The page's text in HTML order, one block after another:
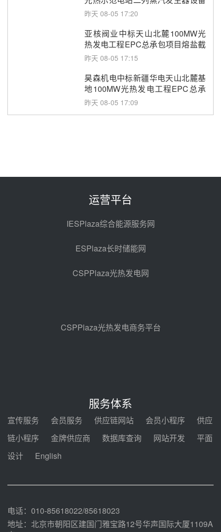
采购
昨天 08-05 17:20
亚核阀业中标天山北麓100MW光
热发电工程EPC总承包项目熔盐截
止阀、熔盐三偏心蝶阀采购
昨天 08-05 17:15
昊森机电中标新疆华电天山北麓基
地100MW光热发电工程EPC总承
包项目熔盐介质超声波流量计采购
昨天 08-05 17:09
电机组灵活性改造项目三元液态盐
2026-2029年熔盐介质框架协议
中能建华中试研院中标重能新疆
100MW光热项目机组调试及性能
试验
昨天 08-05 10:41
格局
昨天 08-05 09:11
锅中标格尔木项目蒸汽发生系统
甘肃建投安装公司赴京洽谈，深化
瓜州、博州光热项目战略合作
发！明确推动光热发电规模化发展
运营平台
IESPlaza综合能源服务网
ESPlaza长时储能网
CSPPlaza光热发电网
CSPPlaza光热发电商务平台
服务体系
宣传服务 会员服务 供应链网站 会员小程序
供应
链小程序
金牌供应商 数据库查询 网站开发
平面
设计
English
电话：010-85618022/85618023
地址：北京市朝阳区建国门雅宝路12号华声国际大厦1109A